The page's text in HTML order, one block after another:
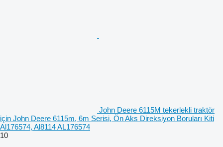
John Deere 6115M tekerlekli traktör
için John Deere 6115m, 6m Serisi, Ön Aks Direksiyon Boruları Kiti
Al176574, Al8114 AL176574
10